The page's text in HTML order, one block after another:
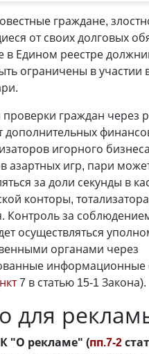
граждане,
от своих долговых
в Едином реестре
ограничены в участии
граждан через
дополнительных
игорного
азартных игр, пари
за доли секунды в
конторы,
Контроль за
осуществляться
органами через
информационные
7 в статью 15-1 Закона).
для
"О рекламе" (пп.7-2